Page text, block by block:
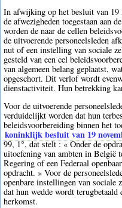
In afwijking op het besluit van 19
de afwezigheden toegestaan aan
worden de naar de cellen
de uitvoerende personeelsleden
nut of een instelling van sociale
gesteld van een cel
van algemeen belang geplaatst,
opgeschort. Dit verlof wordt
dienstactiviteit. Hun betrekking
Voor de uitvoerende
verduidelijkt worden dat hun
beleidsvoorbereiding binnen het
koninklijk besluit van 19
99, 1°, dat stelt : « Onder de
uitoefening van ambten in België
Regering of een Federaal
opdracht. » Voor de
openbare instellingen van sociale
dat hun wedde wordt
herkomst.